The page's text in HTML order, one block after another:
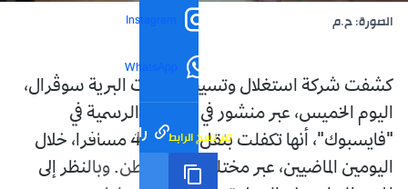
Instagram
WhatsApp
رابط مختصر تم نسخ الرابط
الصورة: ح.م
كشفت شركة استغلال وتسيير المحطات البرية سوڤرال،
اليوم الخميس، عبر منشور في صفحتها الرسمية في
"فايسبوك"، أنها تكفلت بنقل 426000 مسافرا، خلال
اليومين الماضيين، عبر مختلف ربوع الوطن. وبالنظر إلى